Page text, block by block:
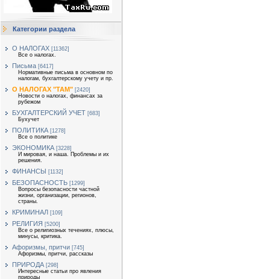
Категории раздела
О НАЛОГАХ [11362]
Все о налогах.
Письма [6417]
Нормативные письма в основном по
налогам, бухгалтерскому учету и пр.
О НАЛОГАХ "ТАМ" [2420]
Новости о налогах, финансах за
рубежом
БУХГАЛТЕРСКИЙ УЧЕТ [683]
Бухучет
ПОЛИТИКА [1278]
Все о политике
ЭКОНОМИКА [3228]
И мировая, и наша. Проблемы и их
решения.
ФИНАНСЫ [1132]
БЕЗОПАСНОСТЬ [1299]
Вопросы безопасности частной
жизни, организации, регионов,
страны.
КРИМИНАЛ [109]
РЕЛИГИЯ [5200]
Все о религиозных течениях, плюсы,
минусы, критика.
Афоризмы, притчи [745]
Афоризмы, притчи, рассказы
ПРИРОДА [298]
Интересные статьи про явления
природы